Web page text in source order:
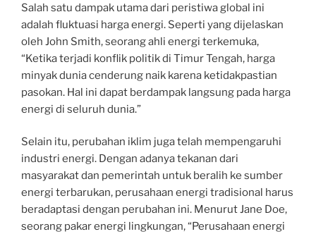
Salah satu dampak utama dari peristiwa global ini
adalah fluktuasi harga energi. Seperti yang dijelaskan
oleh John Smith, seorang ahli energi terkemuka,
“Ketika terjadi konflik politik di Timur Tengah, harga
minyak dunia cenderung naik karena ketidakpastian
pasokan. Hal ini dapat berdampak langsung pada harga
energi di seluruh dunia.”
Selain itu, perubahan iklim juga telah mempengaruhi
industri energi. Dengan adanya tekanan dari
masyarakat dan pemerintah untuk beralih ke sumber
energi terbarukan, perusahaan energi tradisional harus
beradaptasi dengan perubahan ini. Menurut Jane Doe,
seorang pakar energi lingkungan, “Perusahaan energi